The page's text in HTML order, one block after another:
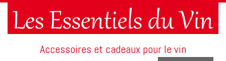
Accessoires et cadeaux pour le vin